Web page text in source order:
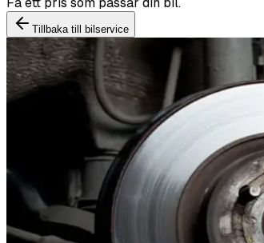
Tillbaka till bilservice